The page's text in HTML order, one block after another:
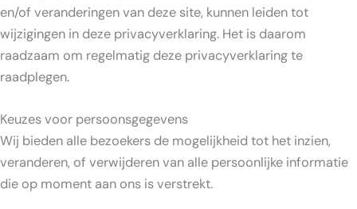
en/of veranderingen van deze site, kunnen leiden tot
wijzigingen in deze privacyverklaring. Het is daarom
raadzaam om regelmatig deze privacyverklaring te
raadplegen.
Keuzes voor persoonsgegevens
Wij bieden alle bezoekers de mogelijkheid tot het inzien,
veranderen, of verwijderen van alle persoonlijke informatie
die op moment aan ons is verstrekt.